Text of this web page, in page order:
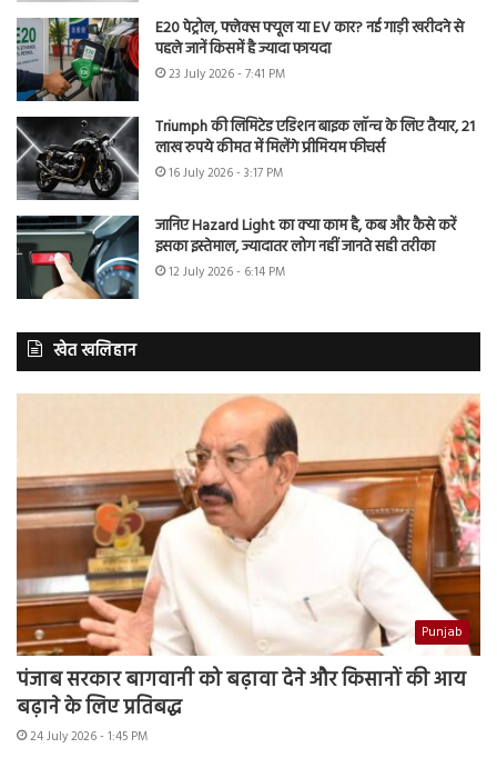
E20 पेट्रोल, फ्लेक्स फ्यूल या EV कार? नई गाड़ी खरीदने से
पहले जानें किसमें है ज्यादा फायदा
23 July 2026 - 7:41 PM
Triumph की लिमिटेड एडिशन बाइक लॉन्च के लिए तैयार, 21
लाख रुपये कीमत में मिलेंगे प्रीमियम फीचर्स
16 July 2026 - 3:17 PM
जानिए Hazard Light का क्या काम है, कब और कैसे करें
इसका इस्तेमाल, ज्यादातर लोग नहीं जानते सही तरीका
12 July 2026 - 6:14 PM
खेत खलिहान
Punjab
पंजाब सरकार बागवानी को बढ़ावा देने और किसानों की आय
बढ़ाने के लिए प्रतिबद्ध
24 July 2026 - 1:45 PM